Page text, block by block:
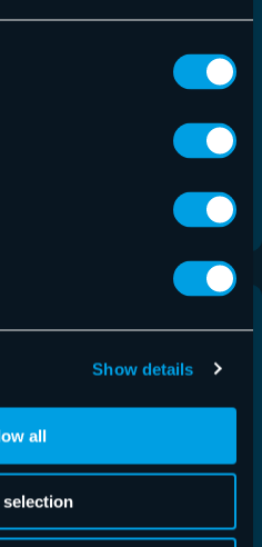
Show details
all
22/07/2026
de restauration